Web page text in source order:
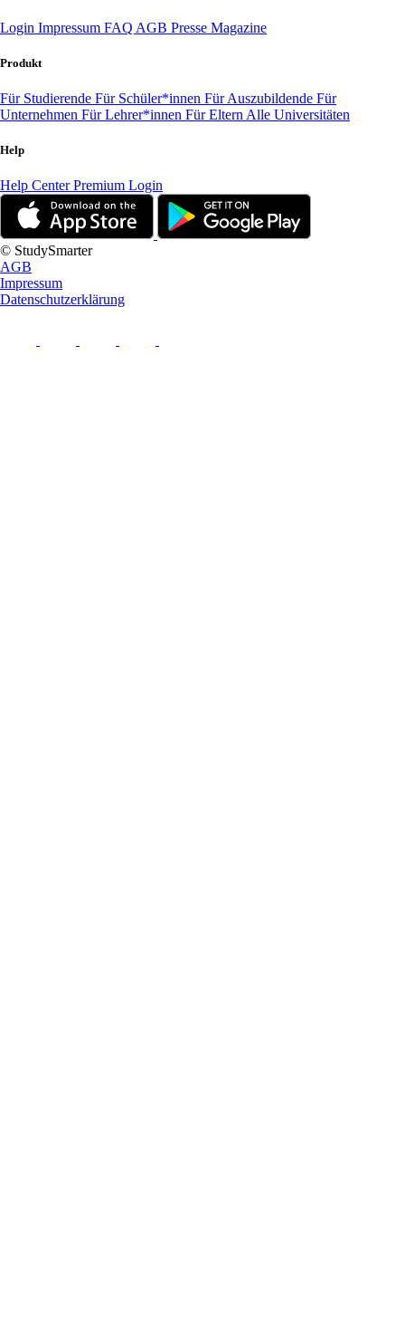
Login Impressum FAQ AGB Presse Magazine
Produkt
Für Studierende Für Schüler*innen Für Auszubildende Für
Unternehmen Für Lehrer*innen Für Eltern Alle Universitäten
Help
Help CenterPremium Login
© StudySmarter
AGB
Impressum
Datenschutzerklärung